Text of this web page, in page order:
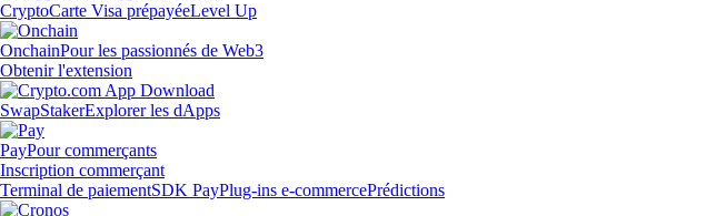
CryptoCarte Visa prépayéeLevel Up
OnchainPour les passionnés de Web3
Obtenir l'extension
SwapStakerExplorer les dApps
PayPour commerçants
Inscription commerçant
Terminal de paiementSDK PayPlug-ins e-commercePrédictions